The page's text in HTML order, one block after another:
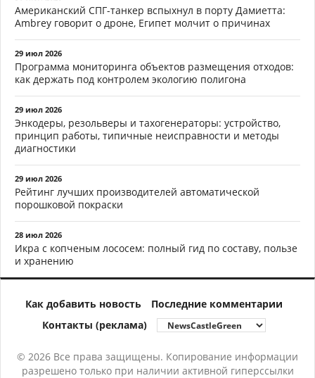
Американский СПГ-танкер вспыхнул в порту Дамиетта:
Ambrey говорит о дроне, Египет молчит о причинах
29 июл 2026
Программа мониторинга объектов размещения отходов:
как держать под контролем экологию полигона
29 июл 2026
Энкодеры, резольверы и тахогенераторы: устройство,
принцип работы, типичные неисправности и методы
диагностики
29 июл 2026
Рейтинг лучших производителей автоматической
порошковой покраски
28 июл 2026
Икра с копченым лососем: полный гид по составу, пользе
и хранению
Как добавить новость
Последние комментарии
Контакты (реклама)
© 2026 Все права защищены. Копирование информации
разрешено только при наличии активной гиперссылки